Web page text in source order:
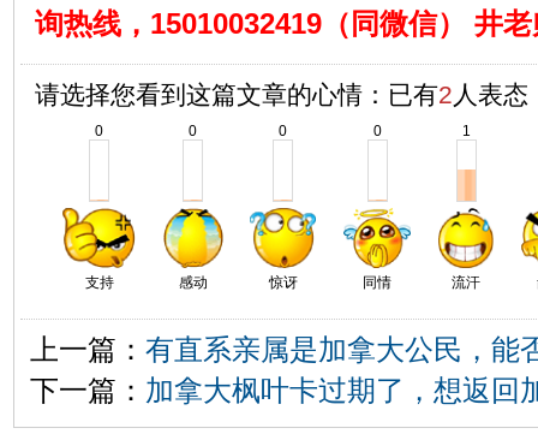
询热线，15010032419（同微信） 井老
请选择您看到这篇文章的心情：已有2 人表态
0
支持
0
感动
0
惊讶
0
同情
1
流汗
上一篇： 有直系亲属是加拿大公民，能
下一篇： 加拿大枫叶卡过期了，想返回